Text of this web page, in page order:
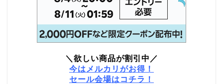
＼欲しい商品が割引中／
今はメルカリがお得！
セール会場はコチラ！